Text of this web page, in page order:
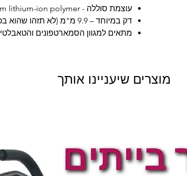
עוצמת סוללה - 3.75V / 5000mAh Premium lithium-ion polymer
דק במיוחד – 9.9 מ"מ (לא תזהו שהוא בכיס שלכם!)
מתאים למגוון הסמארטפונים
מוצרים שיעניינו אותך